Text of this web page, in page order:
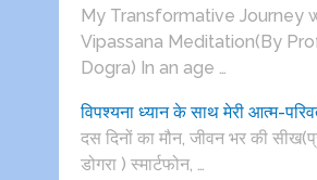
My Transformative Journey
Vipassana Meditation(By
Dogra) In an age …
विपश्यना ध्यान के साथ मेरी आत्म-
दस दिनों का मौन, जीवन भर की
डोगरा ) स्मार्टफोन, …